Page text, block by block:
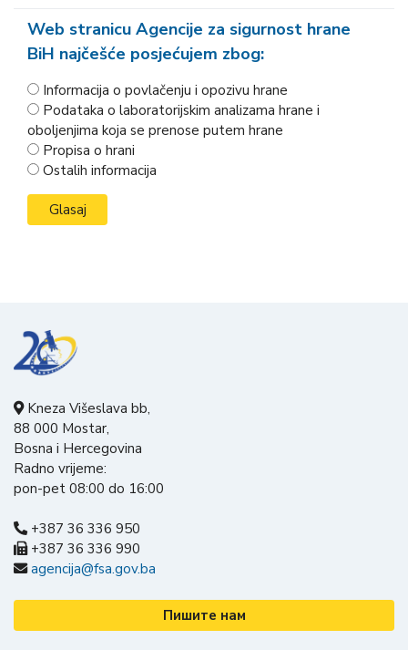
Web stranicu Agencije za sigurnost hrane
BiH najčešće posjećujem zbog:
Informacija o povlačenju i opozivu hrane
Podataka o laboratorijskim analizama hrane i
oboljenjima koja se prenose putem hrane
Propisa o hrani
Ostalih informacija
Kneza Višeslava bb,
88 000 Mostar,
Bosna i Hercegovina
Radno vrijeme:
pon-pet 08:00 do 16:00
+387 36 336 950
+387 36 336 990
agencija@fsa.gov.ba
Пишите нам